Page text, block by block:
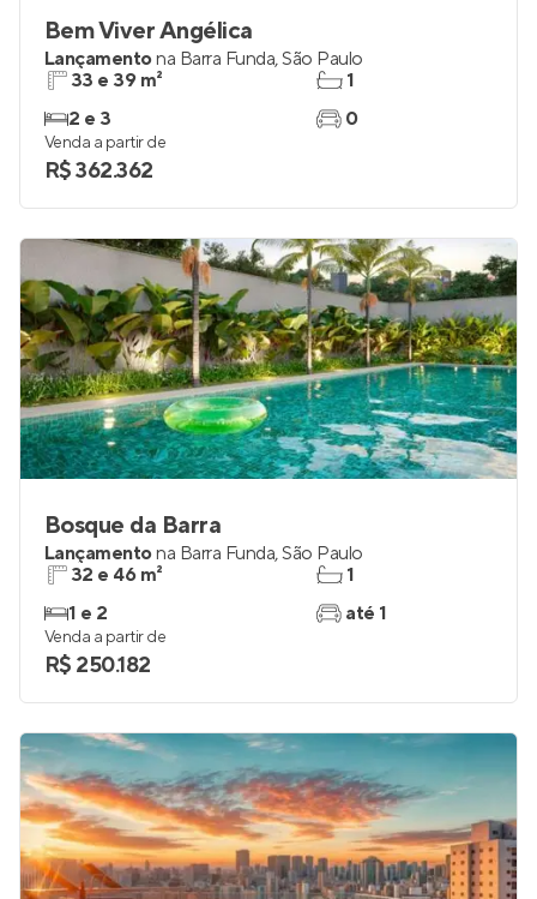
Bem Viver Angélica
Lançamentona Barra Funda,São Paulo
33 e 39 m²
2 e 3
1
0
Venda a partir de
R$ 362.362
Bosque da Barra
Lançamentona Barra Funda,São Paulo
32 e 46 m²
1 e 2
1
até 1
Venda a partir de
R$ 250.182